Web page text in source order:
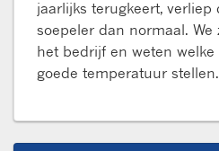
jaarlijks terugkeert,
soepeler dan normaal.
het bedrijf en weten welke
goede temperatuur stellen.